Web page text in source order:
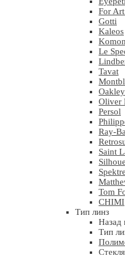
For
Gotti
Kaleos
Le
Tavat
Oakley
Oliver
Persol
Ray-
Saint
Spektre
Tom
CHIMI
Тип линз
Назад
Тип